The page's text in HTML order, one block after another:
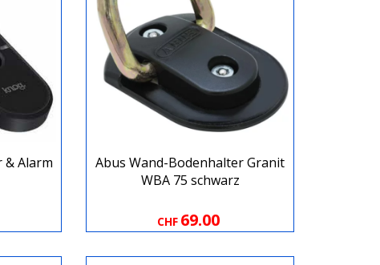
& Alarm
Abus Wand-Bodenhalter Granit
WBA 75 schwarz
CHF 69.00